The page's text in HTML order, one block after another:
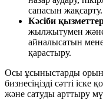
сапасын жақсарту.
Кәсіби
жылжытумен және
айналысатын
қарастыру.
Осы ұсыныстарды
бизнесіңізді сәтті
және сатуды арттыру